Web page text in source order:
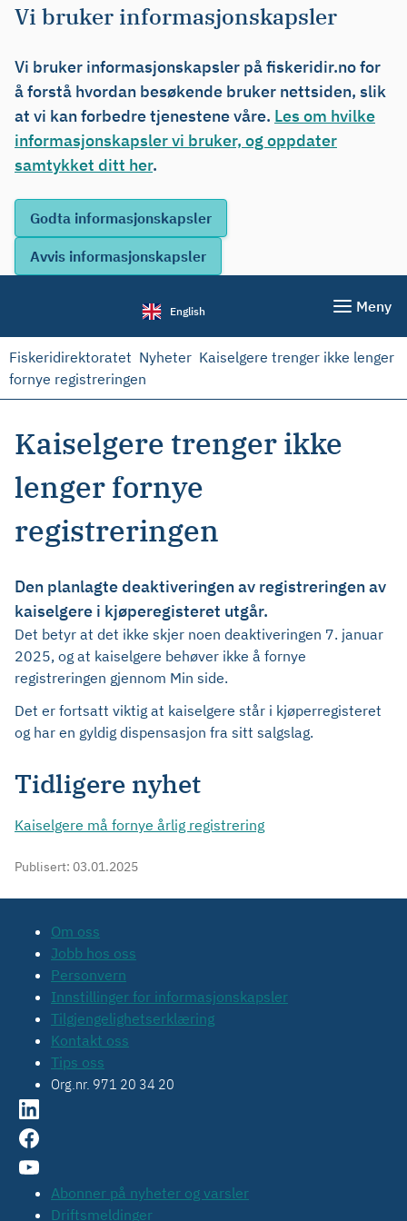
Vi bruker informasjonskapsler
Vi bruker informasjonskapsler på fiskeridir.no for
å forstå hvordan besøkende bruker nettsiden, slik
at vi kan forbedre tjenestene våre. Les om hvilke
informasjonskapsler vi bruker, og oppdater
samtykket ditt her.
English Meny
Fiskeridirektoratet Nyheter Kaiselgere trenger ikke lenger
fornye registreringen
Kaiselgere trenger ikke
lenger fornye
registreringen
Den planlagte deaktiveringen av registreringen av
kaiselgere i kjøperegisteret utgår.
Det betyr at det ikke skjer noen deaktiveringen 7. januar
2025, og at kaiselgere behøver ikke å fornye
registreringen gjennom Min side.
Det er fortsatt viktig at kaiselgere står i kjøperregisteret
og har en gyldig dispensasjon fra sitt salgslag.
Tidligere nyhet
Kaiselgere må fornye årlig registrering
Publisert: 03.01.2025
Om oss
Jobb hos oss
Personvern
Innstillinger for informasjonskapsler
Tilgjengelighetserklæring
Kontakt oss
Tips oss
Org.nr. 971 20 34 20
Abonner på nyheter og varsler
Driftsmeldinger